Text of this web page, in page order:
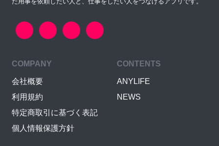
COMPANY
会社概要
利用規約
特定商取引に基づく表記
個人情報保護方針
CONTENTS
ANYLIFE
NEWS